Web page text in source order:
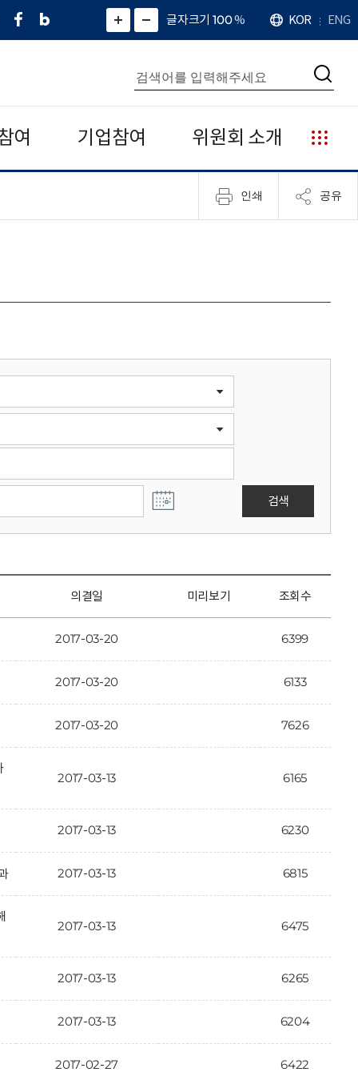
페
네
그
)
화
면
면
소
확
대
치
글자크기 100%
언
어
KOR ENG
통
합
검
색
검
여 기업참여 위원회 소개
누
리
집
안
인쇄 공유
검색
의결일 미리보기 조회수
2017-03-20 6399
2017-03-20 6133
2017-03-20 7626
2017-03-13 6165
2017-03-13 6230
2017-03-13 6815
2017-03-13 6475
2017-03-13 6265
2017-03-13 6204
2017-02-27 6422